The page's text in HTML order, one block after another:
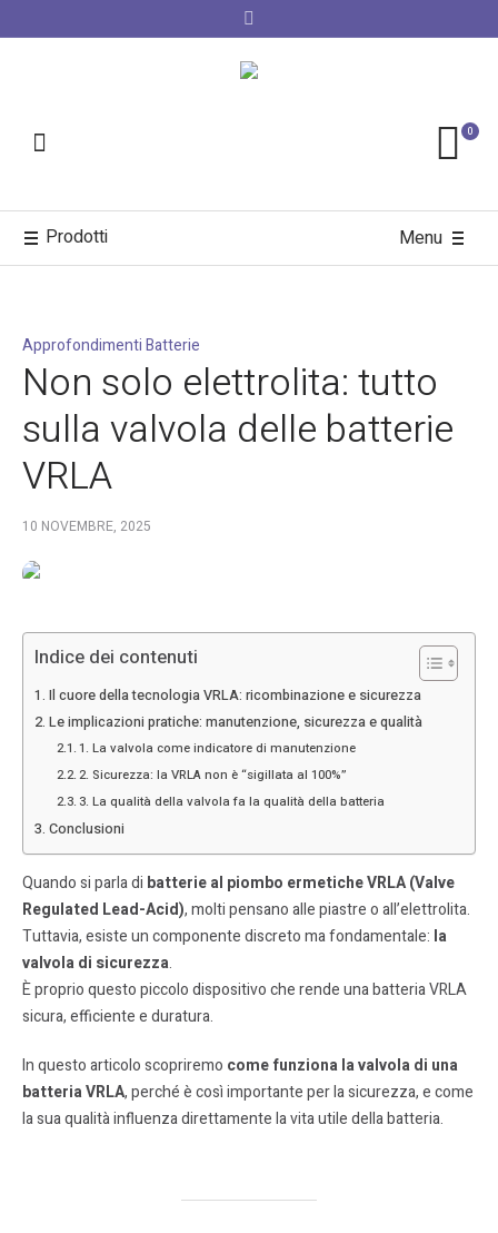
0
Prodotti Menu
Approfondimenti Batterie
Non solo elettrolita: tutto
sulla valvola delle batterie
VRLA
10 NOVEMBRE, 2025
Indice dei contenuti
Il cuore della tecnologia VRLA: ricombinazione e sicurezza
Le implicazioni pratiche: manutenzione, sicurezza e qualità
1. La valvola come indicatore di manutenzione
2. Sicurezza: la VRLA non è “sigillata al 100%”
3. La qualità della valvola fa la qualità della batteria
Conclusioni
Quando si parla di batterie al piombo ermetiche VRLA (Valve
Regulated Lead-Acid), molti pensano alle piastre o all’elettrolita.
Tuttavia, esiste un componente discreto ma fondamentale: la
valvola di sicurezza.
È proprio questo piccolo dispositivo che rende una batteria VRLA
sicura, efficiente e duratura.
In questo articolo scopriremo come funziona la valvola di una
batteria VRLA, perché è così importante per la sicurezza, e come
la sua qualità influenza direttamente la vita utile della batteria.